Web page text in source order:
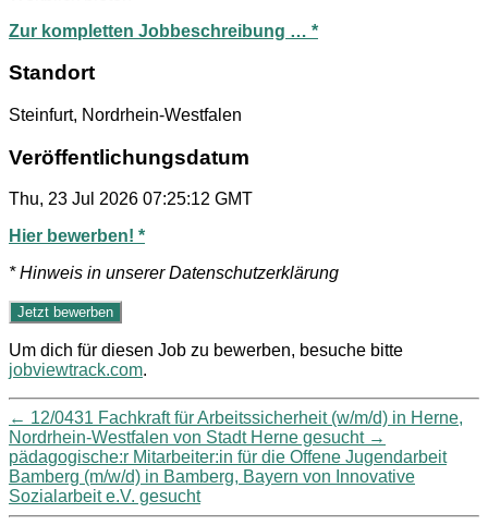
Zur kompletten Jobbeschreibung … *
Standort
Steinfurt, Nordrhein-Westfalen
Veröffentlichungsdatum
Thu, 23 Jul 2026 07:25:12 GMT
Hier bewerben! *
* Hinweis in unserer Datenschutzerklärung
Um dich für diesen Job zu bewerben, besuche bitte
jobviewtrack.com.
← 12/0431 Fachkraft für Arbeitssicherheit (w/m/d) in Herne,
Nordrhein-Westfalen von Stadt Herne gesucht →
pädagogische:r Mitarbeiter:in für die Offene Jugendarbeit
Bamberg (m/w/d) in Bamberg, Bayern von Innovative
Sozialarbeit e.V. gesucht